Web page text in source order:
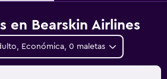
en Bearskin Airlines
Económica, 0 maletas